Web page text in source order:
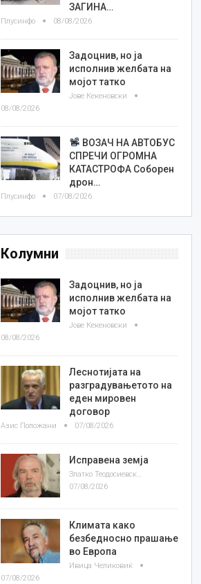
ЗАГИНА…
Плусинфо 08/08/2026
Задоцнив, но ја
исполнив желбата на
мојот татко
Јове Кекеновски
08/08/2026
ВОЗАЧ НА АВТОБУС
СПРЕЧИ ОГРОМНА
КАТАСТРОФА Соборен
дрон…
Плусинфо 07/08/2026
Колумни
Задоцнив, но ја
исполнив желбата на
мојот татко
Јове Кекеновски
08/08/2026
Леснотијата на
разградувањетото на
еден мировен
договор
Азис Положани 07/08/2026
Исправена земја
Златко Теодосиевски
07/08/2026
Климата како
безбедносно прашање
во Европа
Ивица Челиковиќ
07/08/2026